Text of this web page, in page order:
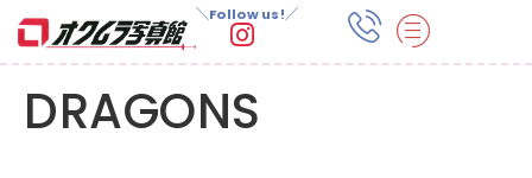
＼Follow us!／
DRAGONS